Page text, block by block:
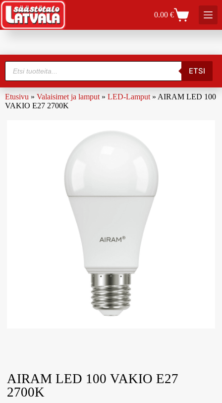
0.00€
ETSI
Etusivu » Valaisimet ja lamput » LED-Lamput » AIRAM LED 100
VAKIO E27 2700K
AIRAM LED 100 VAKIO E27
2700K